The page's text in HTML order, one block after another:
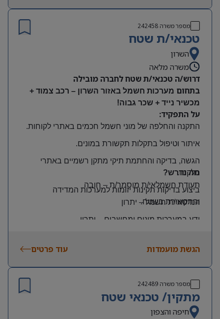
קרן השתלמות ובונוסים
עובד חברה מהיום הראשון
מיקום: חדרה
מספר משרה242458
טכנאי/ת שטח
השרון
משרה מלאה
דרוש/ה טכנאי/ת שטח לחברה מובילה
בתחום מערכות חשמל באזור השרון – רכב צמוד +
מכשיר נייד + שכר גבוה!
על התפקיד:
התקנה והחלפה של מוני חשמל חכמים באתרי לקוחות.
איתור וטיפול בתקלות תקשורת במונים.
הגשה, בדיקה והחתמת תיקי מתקן רשמיים באתרי
הלקוח.
ביצוע בדיקות תקינות יזומות למערכות המדידה
והתקשורת בשטח.
מה נדרש?
תעודת חשמלאי/ת מוסמך/ת – חובה
הנדסאי/ת חשמל– יתרון
ידע במערכות מונים ומחשבים יתרון
היקף משרה:
משרה מלאה | ימים: א’-ה’ | שעות: 8:00–17:00
תנאים:
רכב צמוד וטלפון סלולרי
שכר גבוה
הגשת מועמדות עוד פרטים
מספר משרה242489
מתקין/ טכנאי שטח
חיפה והצפון